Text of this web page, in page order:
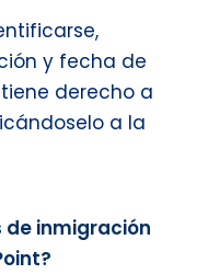
y fecha de
derecho a
a la
de inmigración